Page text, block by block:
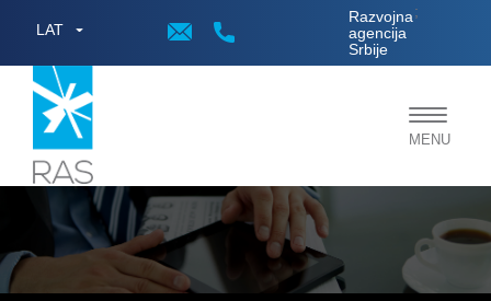
LAT
Razvojna
agencija
Srbije
;
Toggle
MENU